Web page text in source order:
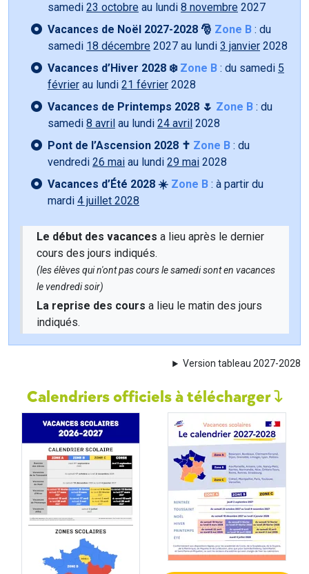
samedi 23 octobre au lundi 8 novembre 2027
Vacances de Noël 2027-2028 🎅 Zone B : du
samedi 18 décembre 2027 au lundi 3 janvier 2028
Vacances d’Hiver 2028 ❄️ Zone B : du samedi 5
février au lundi 21 février 2028
Vacances de Printemps 2028 🌷 Zone B : du
samedi 8 avril au lundi 24 avril 2028
Pont de l’Ascension 2028 ✝️ Zone B : du
vendredi 26 mai au lundi 29 mai 2028
Vacances d’Été 2028 ☀️ Zone B : à partir du
mardi 4 juillet 2028
Le début des vacances a lieu après le dernier
cours des jours indiqués.
(les élèves qui n'ont pas cours le samedi sont en vacances
le vendredi soir)
La reprise des cours a lieu le matin des jours
indiqués.
Version tableau 2027-2028
Calendriers officiels à télécharger